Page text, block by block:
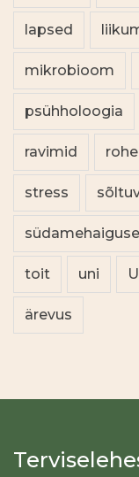
lapsed
mikrobioom
psühholoogia
ravimid
stress
toit uni
ärevus